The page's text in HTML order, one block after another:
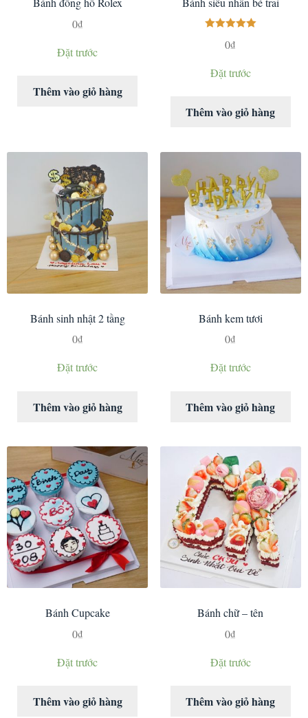
0₫
Đặt trước
Thêm vào giỏ hàng
hạng5.00
0₫
Đặt trước
Thêm vào giỏ hàng
Bánh sinh nhật 2 tầng
0₫
Đặt trước
Thêm vào giỏ hàng
Bánh kem tươi
0₫
Đặt trước
Thêm vào giỏ hàng
Bánh Cupcake
0₫
Đặt trước
Thêm vào giỏ hàng
Bánh chữ – tên
0₫
Đặt trước
Thêm vào giỏ hàng